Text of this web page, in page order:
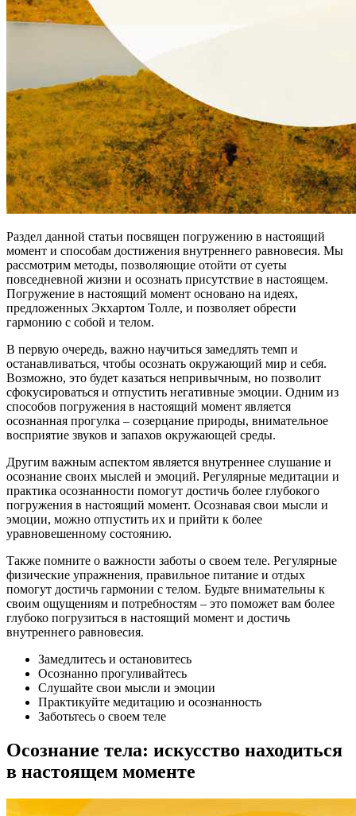
Раздел данной статьи посвящен погружению в настоящий
момент и способам достижения внутреннего равновесия. Мы
рассмотрим методы, позволяющие отойти от суеты
повседневной жизни и осознать присутствие в настоящем.
Погружение в настоящий момент основано на идеях,
предложенных Экхартом Толле, и позволяет обрести
гармонию с собой и телом.
В первую очередь, важно научиться замедлять темп и
останавливаться, чтобы осознать окружающий мир и себя.
Возможно, это будет казаться непривычным, но позволит
сфокусироваться и отпустить негативные эмоции. Одним из
способов погружения в настоящий момент является
осознанная прогулка – созерцание природы, внимательное
восприятие звуков и запахов окружающей среды.
Другим важным аспектом является внутреннее слушание и
осознание своих мыслей и эмоций. Регулярные медитации и
практика осознанности помогут достичь более глубокого
погружения в настоящий момент. Осознавая свои мысли и
эмоции, можно отпустить их и прийти к более
уравновешенному состоянию.
Также помните о важности заботы о своем теле. Регулярные
физические упражнения, правильное питание и отдых
помогут достичь гармонии с телом. Будьте внимательны к
своим ощущениям и потребностям – это поможет вам более
глубоко погрузиться в настоящий момент и достичь
внутреннего равновесия.
Замедлитесь и остановитесь
Осознанно прогуливайтесь
Слушайте свои мысли и эмоции
Практикуйте медитацию и осознанность
Заботьтесь о своем теле
Осознание тела: искусство находиться
в настоящем моменте